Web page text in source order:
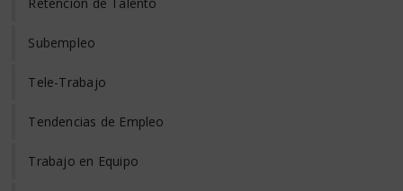
Subempleo
Tele-Trabajo
Tendencias de Empleo
Trabajo en Equipo